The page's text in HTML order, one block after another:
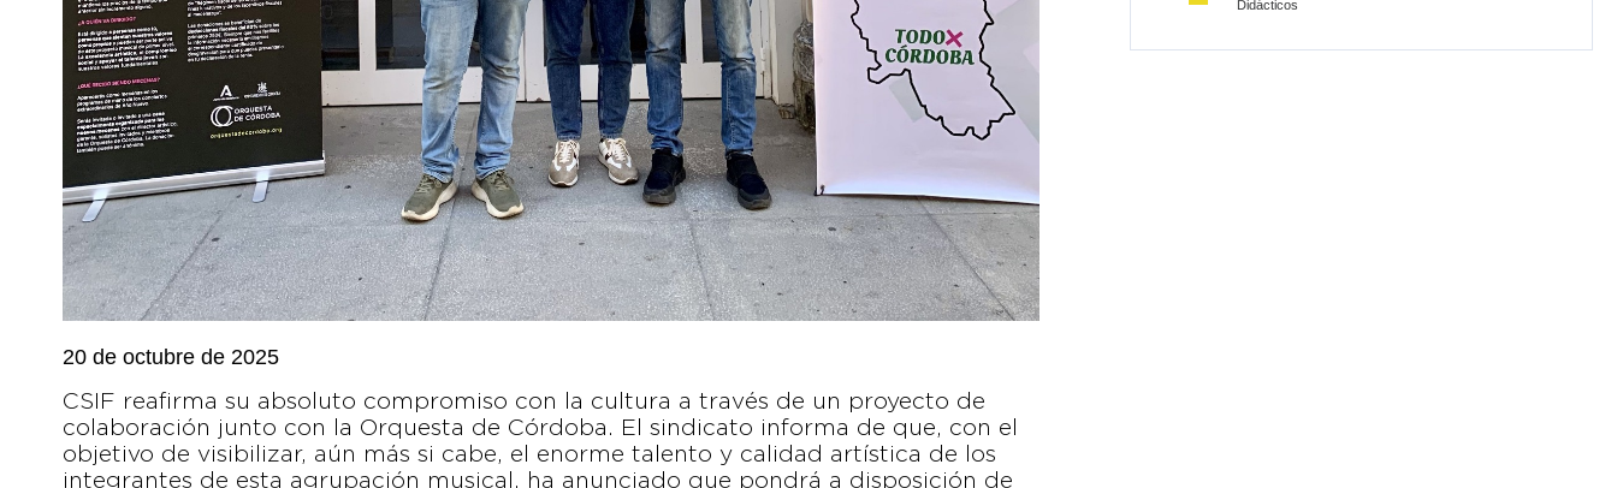
20 de octubre de 2025
CSIF reafirma su absoluto compromiso con la cultura a través de un proyecto de
colaboración junto con la Orquesta de Córdoba. El sindicato informa de que, con el
objetivo de visibilizar, aún más si cabe, el enorme talento y calidad artística de los
integrantes de esta agrupación musical, ha anunciado que pondrá a disposición de
Didácticos